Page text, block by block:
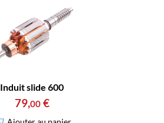
Induit slide 600
79,00 €